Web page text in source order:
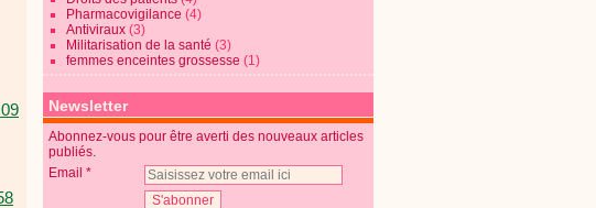
Pharmacovigilance (4)
Antiviraux (3)
Militarisation de la santé (3)
femmes enceintes grossesse (1)
Newsletter
Abonnez-vous pour être averti des nouveaux articles
publiés.
Email